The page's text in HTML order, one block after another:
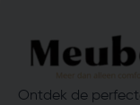
Ontdek de